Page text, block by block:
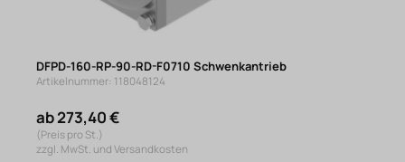
DFPD-160-RP-90-RD-F0710 Schwenkantrieb
Artikelnummer: 118048124
ab 273,40 €
(Preis pro St.)
zzgl. MwSt. und Versandkosten